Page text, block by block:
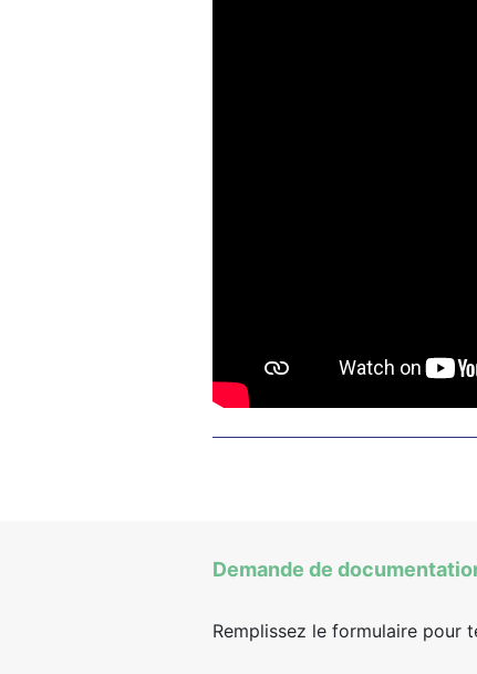
Demande de
Remplissez le formulaire pour